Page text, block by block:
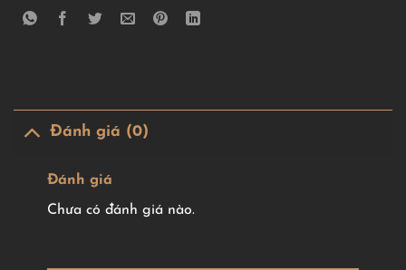
Đánh giá (0)
Đánh giá
Chưa có đánh giá nào.